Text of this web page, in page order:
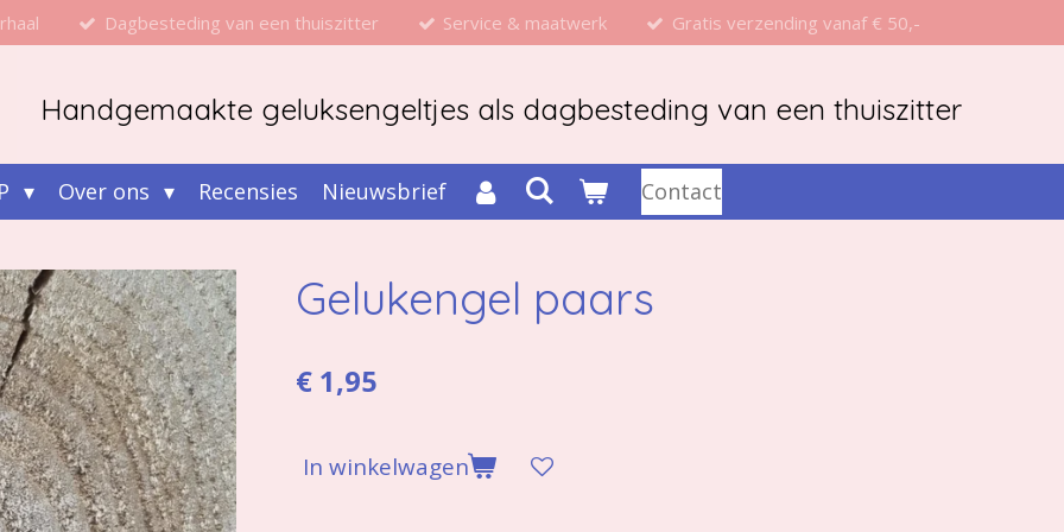
Dagbesteding van een thuiszitter Service & maatwerk Gratis verzending vanaf € 50,-
Handgemaakte geluksengeltjes als dagbesteding van een thuiszitter
Over ons Recensies Nieuwsbrief Contact
Gelukengel paars
€ 1,95
In winkelwagen